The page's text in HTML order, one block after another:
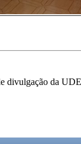
divulgação da